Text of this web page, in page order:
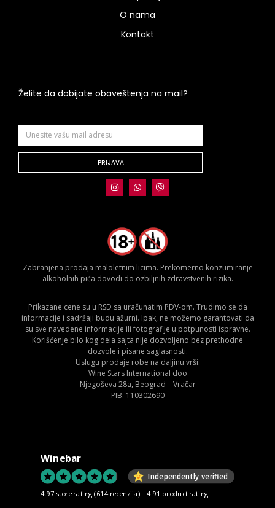
O nama
Kontakt
Želite da dobijate obaveštenja na mail?
PRIJAVA
Zabranjena prodaja maloletnim licima. Prekomerno konzumiranje
alkoholnih pića dovodi do ozbiljnih zdravstvenih rizika.
Prikazane cene su u RSD sa uračunatim PDV-om. Trudimo se da
informacije i sadržaji budu ažurni. Ipak, ne možemo garantovati da
su sve navedene informacije ili fotografije u potpunosti ispravne.
Korišćenje bilo kog dela sajta nije dozvoljeno bez prethodne
dozvole i pisane saglasnosti.
Uslugu prodaje robe na daljinu vrši:
Wine Stars International doo
Njegoševa 28a, Beograd – Vračar
PIB: 110302690
Winebar
Independently verified
4.97 store rating (614 recenzija) |4.91 product rating